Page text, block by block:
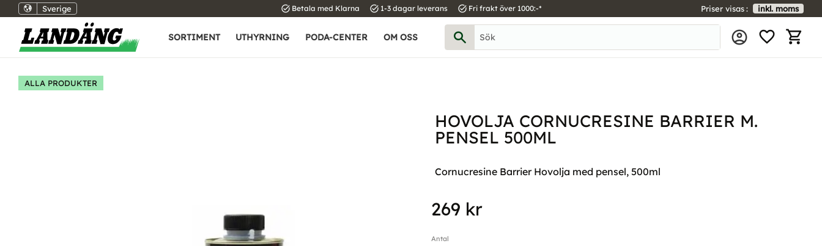
Sverige task_alt Betala med Klarna task_alt 1-3 dagar leverans task_alt Fri frakt över 1000:-* Priser visas inkl. moms
SORTIMENT UTHYRNING PODA-CENTER OM OSS
ALLA PRODUKTER
HOVOLJA CORNUCRESINE BARRIER M.
PENSEL 500ML
Cornucresine Barrier Hovolja med pensel, 500ml
269 kr
Antal